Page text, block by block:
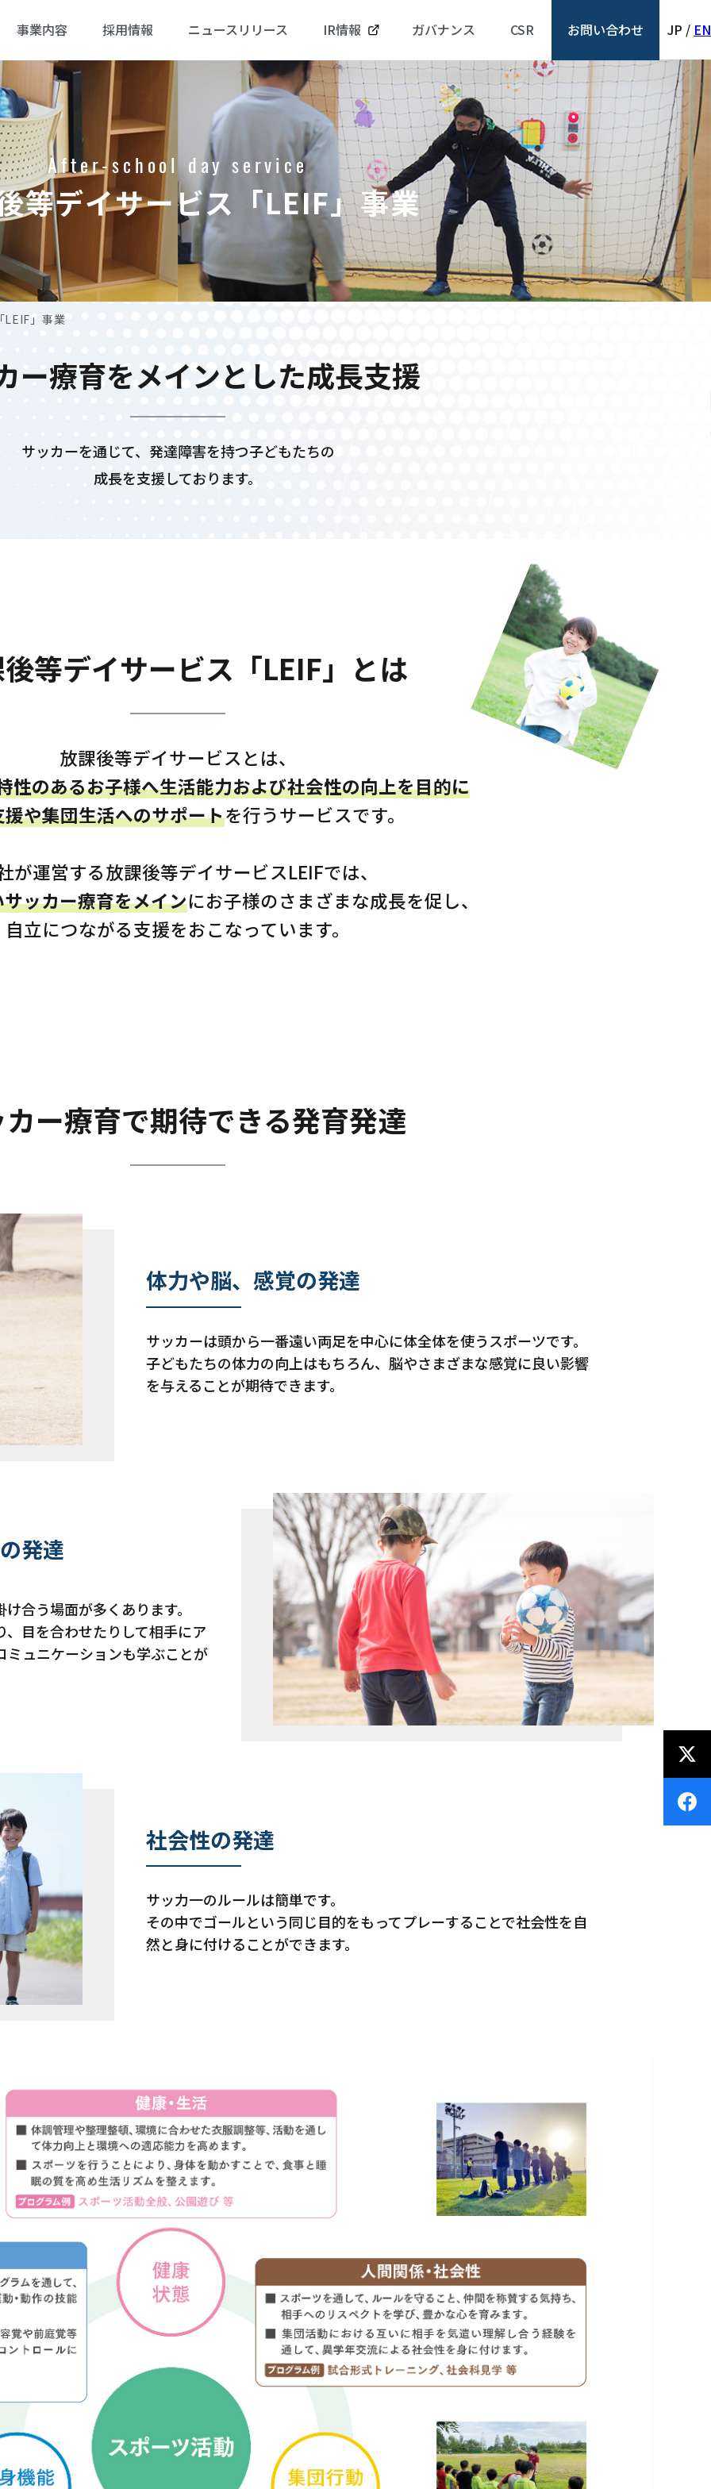
事業内容 採用情報 ニュースリリース IR情報 ガバナンス CSR お問い合わせ JP / EN
After-school day service
等デイサービス「LEIF」事業
LEIF」事業
ー療育をメインとした成長支援
サッカーを通じて、発達障害を持つ子どもたちの
成長を支援しております。
等デイサービス 「LEIF」とは
放課後等デイサービスとは、
性のあるお子様へ生活能力および社会性の向上を目的に
や集団生活へのサポートを行うサービスです。
が運営する放課後等デイサービスLEIFでは、
ッカー療育をメインにお子様のさまざまな成長を促し、
自立につながる支援をおこなっています。
ー療育で期待できる発育発達
体力や脳、感覚の発達
サッカーは頭から一番遠い両足を中心に体全体を使うスポーツです。
子どもたちの体力の向上はもちろん、脳やさまざまな感覚に良い影響
を与えることが期待できます。
発達
合う場面が多くあります。
目を合わせたりして相手にア
ュニケーションも学ぶことが
社会性の発達
サッ力一のルールは簡単です。
その中でゴールという同じ目的をもってプレーすることで社会性を自
然と身に付けることができます。